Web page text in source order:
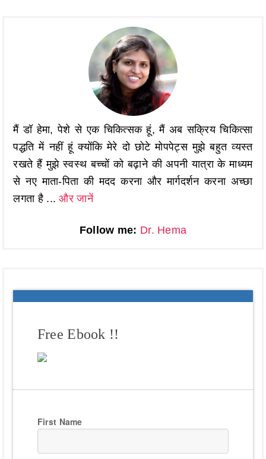
मैं डॉ हेमा, पेशे से एक चिकित्सक हूं, मैं अब सक्रिय चिकित्सा
पद्धति में नहीं हूं क्योंकि मेरे दो छोटे मोपपेट्स मुझे बहुत व्यस्त
रखते हैं मुझे स्वस्थ बच्चों को बढ़ाने की अपनी यात्रा के माध्यम
से नए माता-पिता की मदद करना और मार्गदर्शन करना अच्छा
लगता है ...और जानें
Follow me: Dr. Hema
Free Ebook !!
First Name